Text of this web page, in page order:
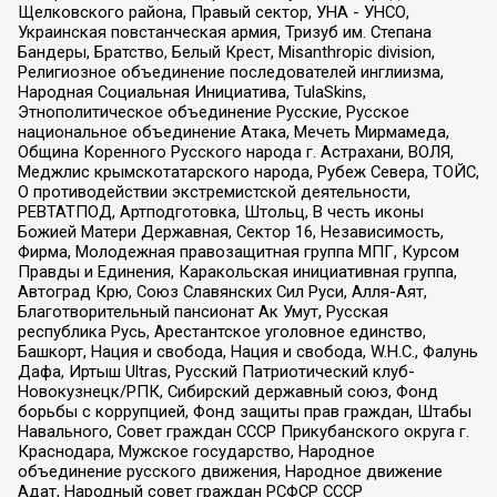
Щелковского района, Правый сектор, УНА - УНСО,
Украинская повстанческая армия, Тризуб им. Степана
Бандеры, Братство, Белый Крест, Misanthropic division,
Религиозное объединение последователей инглиизма,
Народная Социальная Инициатива, TulaSkins,
Этнополитическое объединение Русские, Русское
национальное объединение Атака, Мечеть Мирмамеда,
Община Коренного Русского народа г. Астрахани, ВОЛЯ,
Меджлис крымскотатарского народа, Рубеж Севера, ТОЙС,
О противодействии экстремистской деятельности,
РЕВТАТПОД, Артподготовка, Штольц, В честь иконы
Божией Матери Державная, Сектор 16, Независимость,
Фирма, Молодежная правозащитная группа МПГ, Курсом
Правды и Единения, Каракольская инициативная группа,
Автоград Крю, Союз Славянских Сил Руси, Алля-Аят,
Благотворительный пансионат Ак Умут, Русская
республика Русь, Арестантское уголовное единство,
Башкорт, Нация и свобода, Нация и свобода, W.H.С., Фалунь
Дафа, Иртыш Ultras, Русский Патриотический клуб-
Новокузнецк/РПК, Сибирский державный союз, Фонд
борьбы с коррупцией, Фонд защиты прав граждан, Штабы
Навального, Совет граждан СССР Прикубанского округа г.
Краснодара, Мужское государство, Народное
объединение русского движения, Народное движение
Адат, Народный совет граждан РСФСР СССР